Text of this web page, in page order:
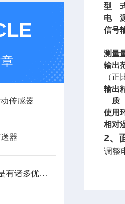
传感器
器
无线振动传感器还是有诸多优势的
型
电
信号
测量
输出
（正
输出
质
使用
相对
2、
调整